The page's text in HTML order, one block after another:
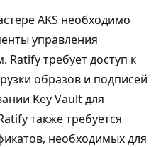
AKS необходимо
управления
Ratify требует доступ к
образов и подписей
Key Vault для
также требуется
необходимых для